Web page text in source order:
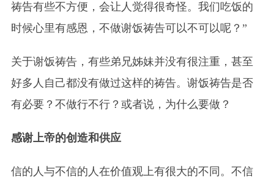
祷告有些不方便，会让人觉得很奇怪。我们吃饭的
时候心里有感恩，不做谢饭祷告可以不可以呢？”
关于谢饭祷告，有些弟兄姊妹并没有很注重，甚至
好多人自己都没有做过这样的祷告。谢饭祷告是否
有必要？不做行不行？或者说，为什么要做？
感谢上帝的创造和供应
信的人与不信的人在价值观上有很大的不同。不信